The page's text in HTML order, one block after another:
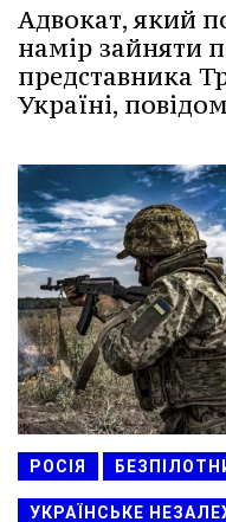
Адвокат, який
намір зайняти
представника
Україні,
РОСІЯ
УКРАЇНСЬКЕ